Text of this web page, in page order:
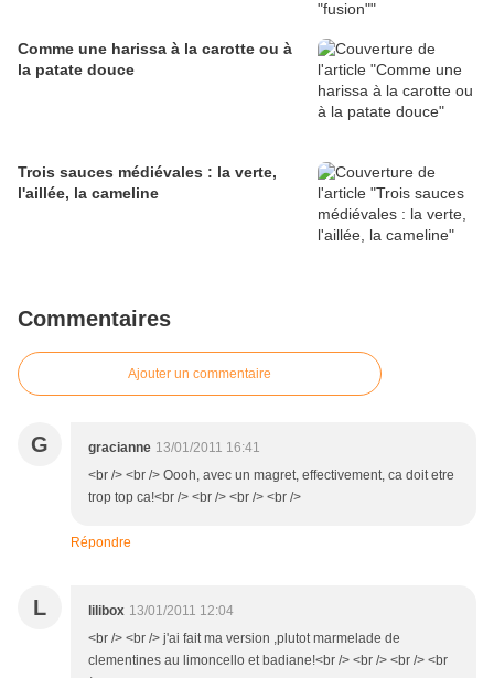
Comme une harissa à la carotte ou à
la patate douce
Trois sauces médiévales : la verte,
l'aillée, la cameline
Commentaires
Ajouter un commentaire
G gracianne 13/01/2011 16:41
<br /> <br /> Oooh, avec un magret, effectivement, ca doit etre
trop top ca!<br /> <br /> <br /> <br />
Répondre
L lilibox 13/01/2011 12:04
<br /> <br /> j'ai fait ma version ,plutot marmelade de
clementines au limoncello et badiane!<br /> <br /> <br /> <br